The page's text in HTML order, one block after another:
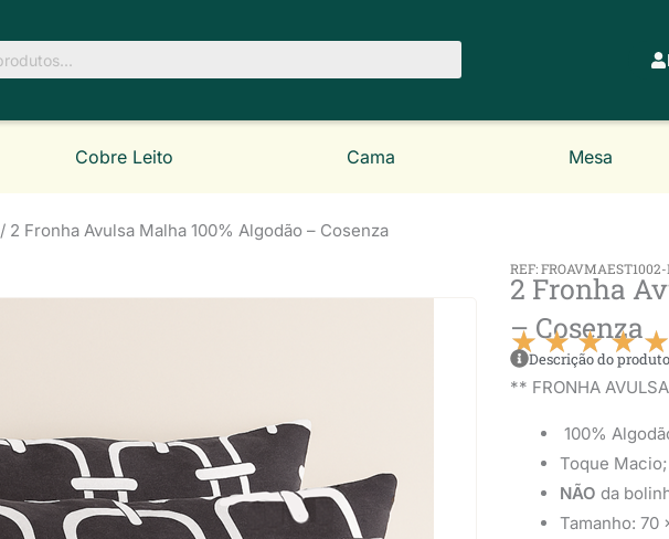
Cobre Leito Cama Mesa
/ 2 Fronha Avulsa Malha 100% Algodão – Cosenza
REF:
2 Fronha
– Cosenza
★★★★ ★
Descrição do produto
** FRONHA
100%
Toque Macio;
NÃO da
Tamanho: 70